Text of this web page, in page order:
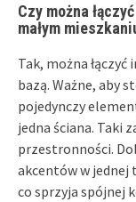
Czy można
małym
Tak, można
bazą. Ważne, aby
pojedynczy
jedna ściana. Taki
przestronności.
akcentów w
co sprzyja spójnej